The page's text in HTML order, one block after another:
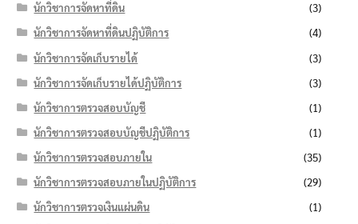
นักวิชาการจัดหาที่ดิน
(3)
นักวิชาการจัดหาที่ดินปฏิบัติการ
(4)
นักวิชาการจัดเก็บรายได้
(3)
นักวิชาการจัดเก็บรายได้ปฏิบัติการ
(3)
นักวิชาการตรวจสอบบัญชี
(1)
นักวิชาการตรวจสอบบัญชีปฏิบัติการ
(1)
นักวิชาการตรวจสอบภายใน
(35)
นักวิชาการตรวจสอบภายในปฏิบัติการ
(29)
นักวิชาการตรวจเงินแผ่นดิน
(1)